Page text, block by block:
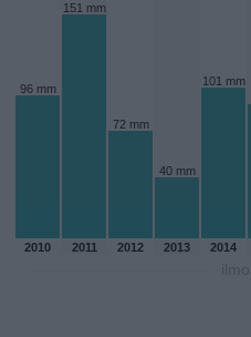
96 mm
151 mm
72 mm
40 mm
101 mm
2010 2011 2012 2013 2014